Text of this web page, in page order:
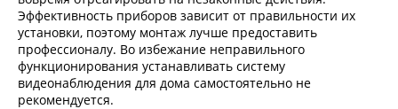
Эффективность приборов зависит от правильности их
установки, поэтому монтаж лучше предоставить
профессионалу. Во избежание неправильного
функционирования устанавливать систему
видеонаблюдения для дома самостоятельно не
рекомендуется.